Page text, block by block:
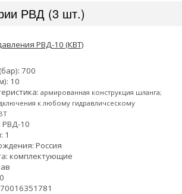
РВД (3 шт.)
РВД-10 (КВТ)
700
10
армированная конструкция шланга;
к любому гидравличсескому
РВД-10
1
Россия
комплектующие